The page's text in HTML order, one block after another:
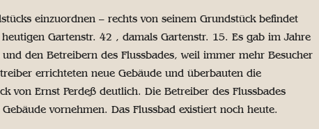
einzuordnen – rechts von seinem Grundstück befindet
Gartenstr. 42 , damals Gartenstr. 15. Es gab im Jahre
den Betreibern des Flussbades, weil immer mehr Besucher
errichteten neue Gebäude und überbauten die
von Ernst Perdeß deutlich. Die Betreiber des Flussbades
vornehmen. Das Flussbad existiert noch heute.